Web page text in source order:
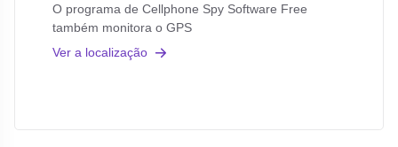
O programa de Cellphone Spy Software Free
também monitora o GPS
Ver a localização